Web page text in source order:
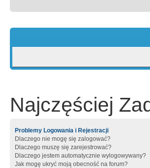
Najczęściej
Problemy Logowania i Rejestracji
Dlaczego nie mogę się zalogować?
Dlaczego muszę się zarejestrować?
Dlaczego jestem automatycznie wylogowywany?
Jak mogę ukryć moją obecność na forum?